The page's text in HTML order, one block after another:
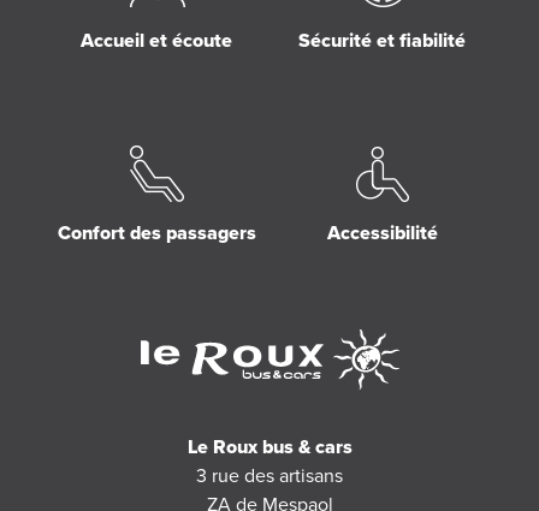
Accueil et écoute Sécurité et fiabilité
Confort des passagers Accessibilité
Le Roux bus & cars
3 rue des artisans
ZA de Mespaol